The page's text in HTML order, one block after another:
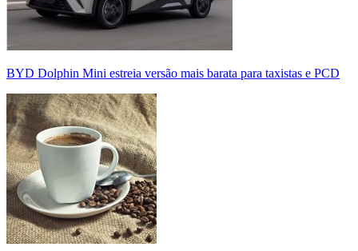
BYD Dolphin Mini estreia versão mais barata para taxistas e PCD